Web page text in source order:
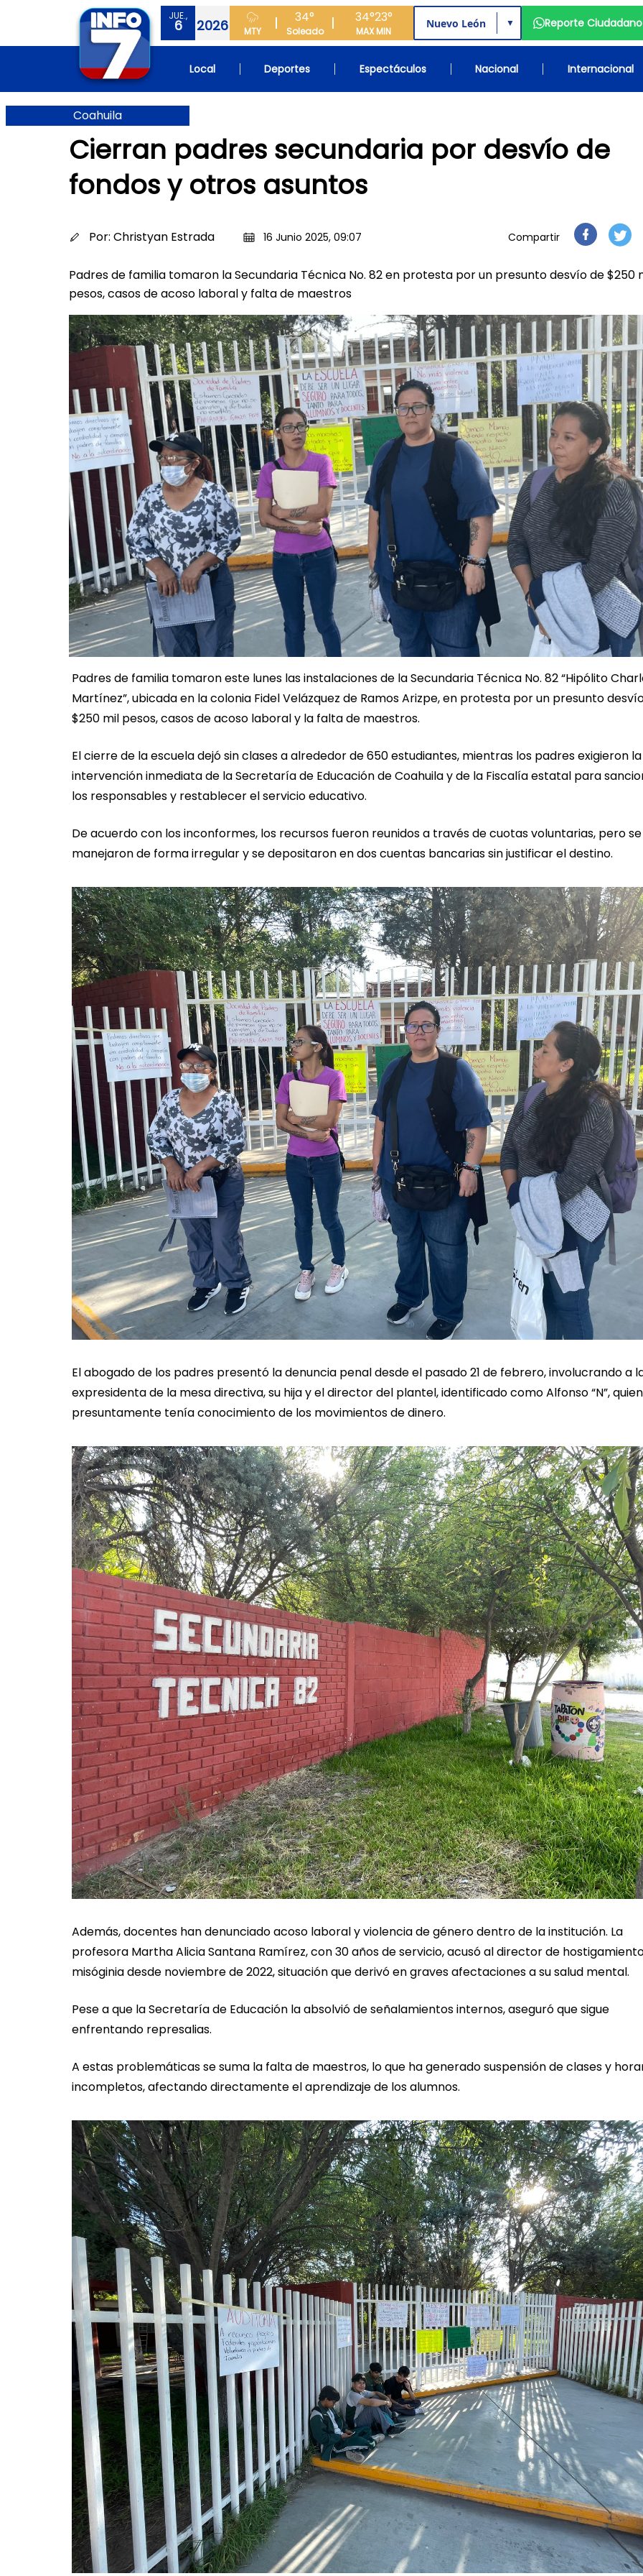
JUE.,
6 2026 MTY
34°
Soleado
34°
MAX
23°
MIN
▼ Reporte Ciudadano
Local Deportes Espectáculos Nacional Internacional
Coahuila
Cierran padres secundaria por desvío de
fondos y otros asuntos
Por: Christyan Estrada 16 Junio 2025, 09:07 Compartir
Padres de familia tomaron la Secundaria Técnica No. 82 en protesta por un presunto desvío de $250
pesos, casos de acoso laboral y falta de maestros
Padres de familia tomaron este lunes las instalaciones de la Secundaria Técnica No. 82 “Hipólito
Martínez”, ubicada en la colonia Fidel Velázquez de Ramos Arizpe, en protesta por un presunto
$250 mil pesos, casos de acoso laboral y la falta de maestros.
El cierre de la escuela dejó sin clases a alrededor de 650 estudiantes, mientras los padres exigieron la
intervención inmediata de la Secretaría de Educación de Coahuila y de la Fiscalía estatal para
los responsables y restablecer el servicio educativo.
De acuerdo con los inconformes, los recursos fueron reunidos a través de cuotas voluntarias, pero se
manejaron de forma irregular y se depositaron en dos cuentas bancarias sin justificar el destino.
El abogado de los padres presentó la denuncia penal desde el pasado 21 de febrero, involucrando a
expresidenta de la mesa directiva, su hija y el director del plantel, identificado como Alfonso “N”, quien
presuntamente tenía conocimiento de los movimientos de dinero.
Además, docentes han denunciado acoso laboral y violencia de género dentro de la institución. La
profesora Martha Alicia Santana Ramírez, con 30 años de servicio, acusó al director de
misóginia desde noviembre de 2022, situación que derivó en graves afectaciones a su salud mental.
Pese a que la Secretaría de Educación la absolvió de señalamientos internos, aseguró que sigue
enfrentando represalias.
A estas problemáticas se suma la falta de maestros, lo que ha generado suspensión de clases y
incompletos, afectando directamente el aprendizaje de los alumnos.